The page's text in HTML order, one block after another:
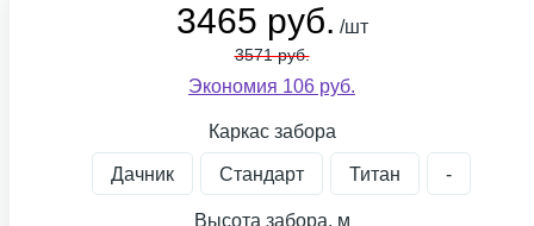
3465 руб. /шт
3571 руб.
Экономия 106 руб.
Каркас забора
Дачник Стандарт Титан -
Высота забора, м